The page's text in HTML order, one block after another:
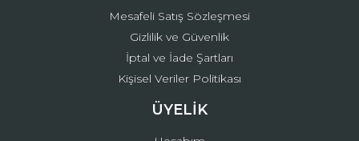
Mesafeli Satış Sözleşmesi
Gizlilik ve Güvenlik
İptal ve İade Şartları
Kişisel Veriler Politikası
ÜYELİK